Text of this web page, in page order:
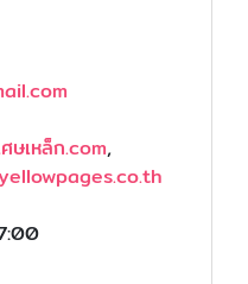
ษเหล็ก.com,